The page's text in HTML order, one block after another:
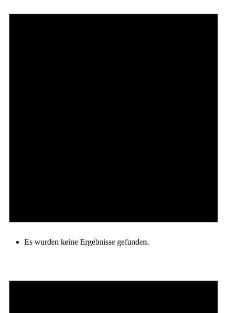
Es wurden keine Ergebnisse gefunden.